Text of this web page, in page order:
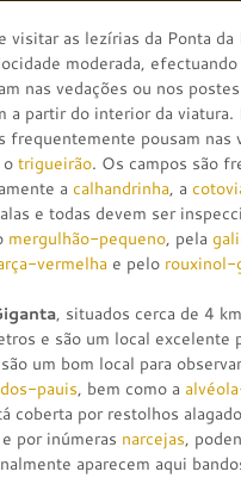
visitar as lezírias da Ponta
moderada,
nas vedações ou nos
a partir do interior da viatura.
frequentemente pousam nas
o trigueirão. Os campos são
a calhandrinha, a
e todas devem ser
mergulhão-pequeno, pela
vermelha e pelo rouxinol-
, situados cerca de 4
e são um local excelente
um bom local para
pauis, bem como a
coberta por restolhos
e por inúmeras narcejas,
aparecem aqui